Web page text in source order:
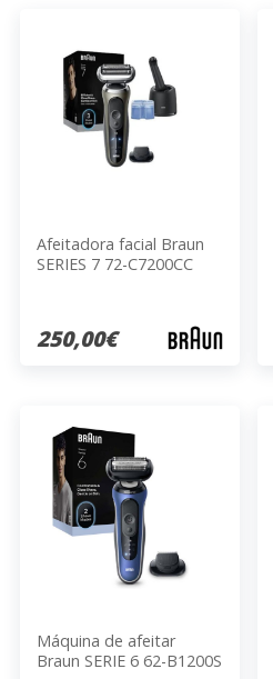
Afeitadora facial Braun
SERIES 7 72-C7200CC
250,00€
Máquina de afeitar
Braun SERIE 6 62-B1200S